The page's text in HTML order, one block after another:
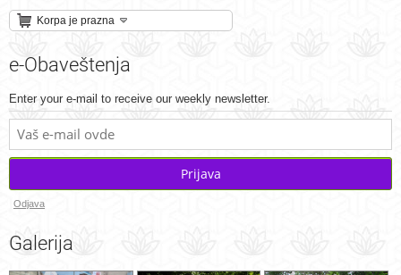
Korpa je prazna
e-Obaveštenja
Enter your e-mail to receive our weekly newsletter.
Prijava
Odjava
Galerija